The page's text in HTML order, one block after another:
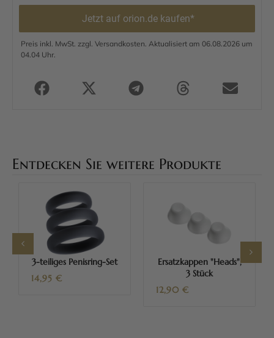
Jetzt auf orion.de kaufen*
Preis inkl. MwSt. zzgl. Versandkosten. Aktualisiert am 06.08.2026 um
04.04 Uhr.
Entdecken Sie weitere Produkte
3-teiliges Penisring-Set
14,95 €
Ersatzkappen "Heads",
3 Stück
12,90 €